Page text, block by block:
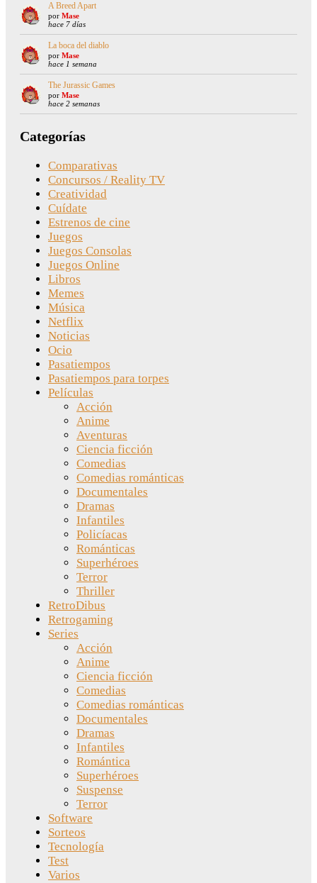
A Breed Apart
por Mase
hace 7 días
La boca del diablo
por Mase
hace 1 semana
The Jurassic Games
por Mase
hace 2 semanas
Categorías
Comparativas
Concursos / Reality TV
Creatividad
Cuídate
Estrenos de cine
Juegos
Juegos Consolas
Juegos Online
Libros
Memes
Música
Netflix
Noticias
Ocio
Pasatiempos
Pasatiempos para torpes
Películas
Acción
Anime
Aventuras
Ciencia ficción
Comedias
Comedias románticas
Documentales
Dramas
Infantiles
Policíacas
Románticas
Superhéroes
Terror
Thriller
RetroDibus
Retrogaming
Series
Acción
Anime
Ciencia ficción
Comedias
Comedias románticas
Documentales
Dramas
Infantiles
Romántica
Superhéroes
Suspense
Terror
Software
Sorteos
Tecnología
Test
Varios